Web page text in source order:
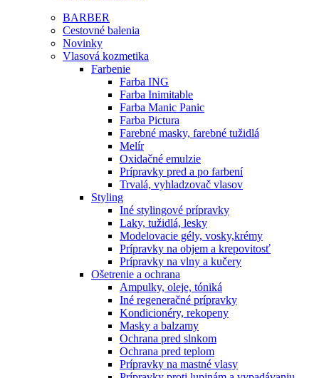
BARBER
Cestovné balenia
Novinky
Vlasová kozmetika
Farbenie
Farba ING
Farba Inimitable
Farba Manic Panic
Farba Pictura
Farebné masky, farebné tužidlá
Melír
Oxidačné emulzie
Prípravky pred a po farbení
Trvalá, vyhladzovač vlasov
Styling
Iné stylingové prípravky
Laky, tužidlá, lesky
Modelovacie gély, vosky,krémy
Prípravky na objem a krepovitosť
Prípravky na vlny a kučery
Ošetrenie a ochrana
Ampulky, oleje, tóniká
Iné regeneračné prípravky
Kondicionéry, rekopeny
Masky a balzamy
Ochrana pred slnkom
Ochrana pred teplom
Prípravky na mastné vlasy